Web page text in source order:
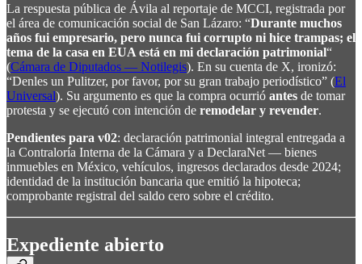
La respuesta pública de Ávila al reportaje de MCCI, registrada por
el área de comunicación social de San Lázaro: “Durante muchos
años fui empresario, pero nunca fui corrupto ni hice trampas; el
tema de la casa en EUA está en mi declaración patrimonial“
(Cámara de Diputados — Notilegis). En su cuenta de X, ironizó:
“Denles un Pulitzer, por favor, por su gran trabajo periodístico” (El
Universal). Su argumento es que la compra ocurrió antes de tomar
protesta y se ejecutó con intención de remodelar y revender.
Pendientes para v02: declaración patrimonial integral entregada a
la Contraloría Interna de la Cámara y a DeclaraNet — bienes
inmuebles en México, vehículos, ingresos declarados desde 2024;
identidad de la institución bancaria que emitió la hipoteca;
comprobante registral del saldo cero sobre el crédito.
Expediente abierto